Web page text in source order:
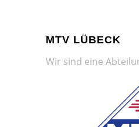
MTV LÜBECK
Wir sind eine